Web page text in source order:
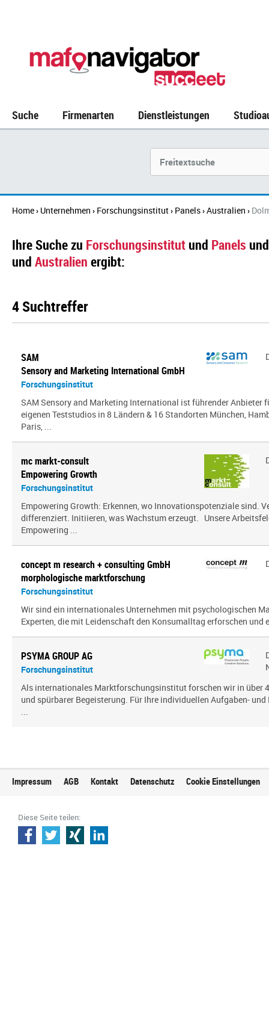
Suche Firmenarten Dienstleistungen
Home› Unternehmen › Forschungsinstitut› Panels›Australien ›
Ihre Suche zu Forschungsinstitutund Panels und
und Australien ergibt:
4 Suchtreffer
SAM
Sensory and Marketing International GmbH
Forschungsinstitut
SAM Sensory and Marketing International ist führender Anbieter
eigenen Teststudios in 8 Ländern & 16 Standorten München,
Paris, ...
mc markt-consult
Empowering Growth
Forschungsinstitut
Empowering Growth: Erkennen, wo Innovationspotenziale sind.
differenziert. Initiieren, was Wachstum erzeugt. Unsere
Empowering ...
concept m research + consulting GmbH
morphologische marktforschung
Forschungsinstitut
Wir sind ein inter­na­tio­nales Unternehmen mit psy­cho­lo­gi­schen
Experten, die mit Leidenschaft den Konsumalltag erfor­schen und
PSYMA GROUP AG
Forschungsinstitut
Als internationales Marktforschungsinstitut forschen wir in über
und spürbarer Begeisterung. Für Ihre individuellen Aufgaben-
...
Impressum AGB Kontakt Datenschutz Cookie Einstellungen
Diese Seite teilen: